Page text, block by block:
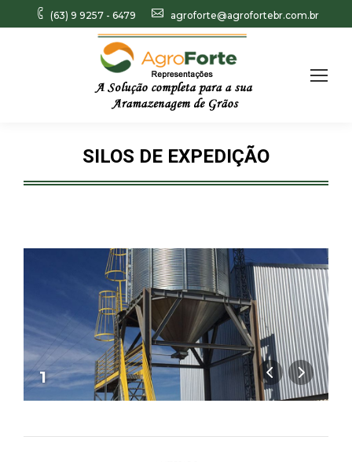
(63) 9 9257 - 6479 agroforte@agrofortebr.com.br
SILOS DE EXPEDIÇÃO
Você está aqui:
1